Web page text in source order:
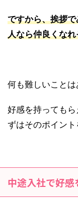
ですから、挨拶
人なら仲良くな
何も難しいことは
好感を持っても
ずはそのポイント
中途入社で好